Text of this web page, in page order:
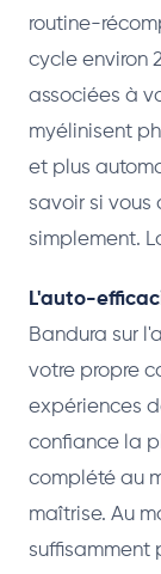
routine-
cycle environ
associées à
myélinisent
et plus
savoir si vous
simplement.
L'auto-
Bandura sur
votre propre
expériences
confiance la
complété au
maîtrise. Au
suffisamment